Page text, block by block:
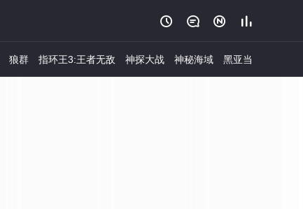
   
狼群 指环王3:王者无敌 神探大战 神秘海域 黑亚当